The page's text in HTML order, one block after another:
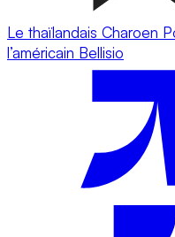
Le thaïlandais Charoen
l’américain Bellisio